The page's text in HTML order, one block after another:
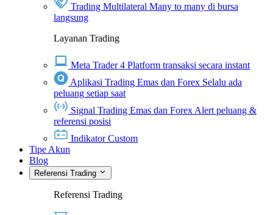
Trading Multilateral Many to many di bursa
langsung
Layanan Trading
Meta Trader 4 Platform transaksi secara instant
Aplikasi Trading Emas dan Forex Selalu ada
peluang setiap saat
Signal Trading Emas dan Forex Alert peluang &
referensi posisi
Indikator Custom
Tipe Akun
Blog
Referensi Trading
Referensi Trading